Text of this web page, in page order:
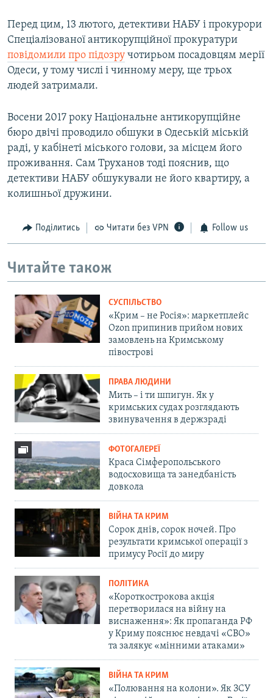
Перед цим, 13 лютого, детективи НАБУ і прокурори
Спеціалізованої антикорупційної прокуратури
повідомили про підозру чотирьом посадовцям мерії
Одеси, у тому числі і чинному меру, ще трьох
людей затримали.
Восени 2017 року Національне антикорупційне
бюро двічі проводило обшуки в Одеській міській
раді, у кабінеті міського голови, за місцем його
проживання. Сам Труханов тоді пояснив, що
детективи НАБУ обшукували не його квартиру, а
колишньої дружини.
Поділитись Читати без VPN Follow us
Читайте також
СУСПІЛЬСТВО
«Крим – не Росія»: маркетплейс
Ozon припинив прийом нових
замовлень на Кримському
півострові
ПРАВА ЛЮДИНИ
Мить – і ти шпигун. Як у
кримських судах розглядають
звинувачення в держзраді
ФОТОГАЛЕРЕЇ
Краса Сімферопольського
водосховища та занедбаність
довкола
ВІЙНА ТА КРИМ
Сорок днів, сорок ночей. Про
результати кримської операції з
примусу Росії до миру
ПОЛІТИКА
«Короткострокова акція
перетворилася на війну на
виснаження»: Як пропаганда РФ
у Криму пояснює невдачі «СВО»
та залякує «мінними атаками»
ВІЙНА ТА КРИМ
«Полювання на колони». Як ЗСУ